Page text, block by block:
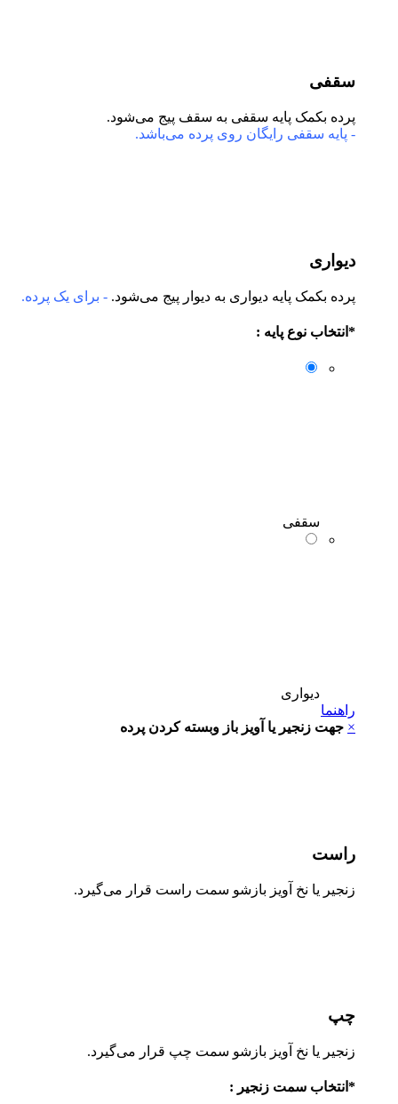
سقفی
پرده بکمک پایه سقفی به سقف پیج می‌شود.
- پایه سقفی رایگان روی پرده می‌باشد.
دیواری
پرده بکمک پایه دیواری به دیوار پیج می‌شود.- برای یک پرده.
انتخاب نوع پایه :
سقفی
دیواری
راهنما
جهت زنجیر یا آویز باز وبسته کردن پرده
راست
زنجیر یا نخ آویز بازشو سمت راست قرار می‌گیرد.
چپ
زنجیر یا نخ آویز بازشو سمت چپ قرار می‌گیرد.
انتخاب سمت زنجیر :